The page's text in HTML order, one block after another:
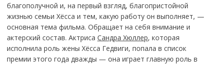
благополучной и, на первый взгляд, благопристойной
жизнью семьи Хёсса и тем, какую работу он выполняет, —
основная тема фильма. Обращает на себя внимание и
актерский состав. Актриса Сандра Хюллер, которая
исполнила роль жены Хёсса Гедвиги, попала в список
премии этого года дважды — она играет главную роль в